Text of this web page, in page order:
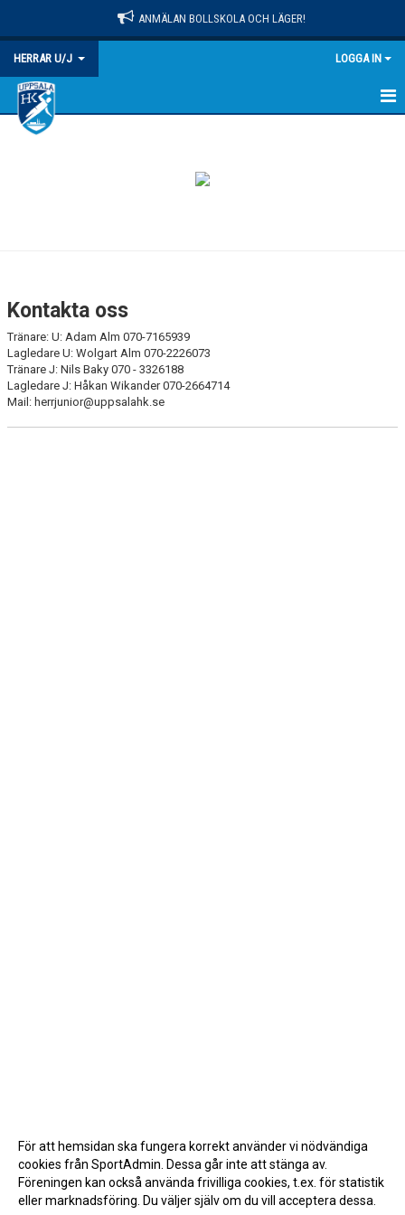
ANMÄLAN BOLLSKOLA OCH LÄGER!
HERRAR U/J LOGGA IN
HEM
KONTAKT
MATCHER
Kontakta oss
Tränare: U: Adam Alm 070-7165939
Lagledare U: Wolgart Alm 070-2226073
Tränare J: Nils Baky 070 - 3326188
Lagledare J: Håkan Wikander 070-2664714
Mail: herrjunior@uppsalahk.se
För att hemsidan ska fungera korrekt använder vi nödvändiga
cookies från SportAdmin. Dessa går inte att stänga av.
Föreningen kan också använda frivilliga cookies, t.ex. för statistik
eller marknadsföring. Du väljer själv om du vill acceptera dessa.